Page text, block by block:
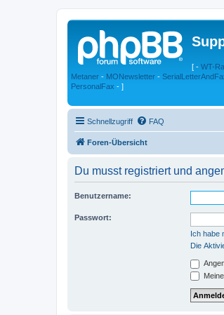
[ - WT-
Metaner - MONewsletter -
PersonalFax - ]
Schnellzugriff FAQ
Foren-Übersicht
Du musst registriert und
Benutzername:
Passwort:
Ich habe
Die